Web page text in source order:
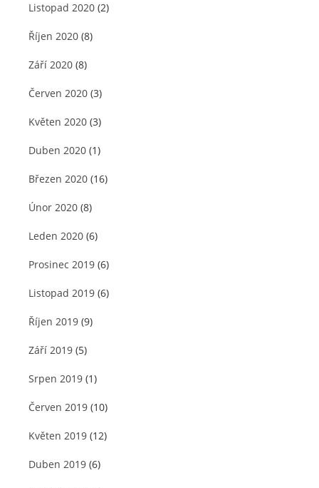
Listopad 2020 (2)
Říjen 2020 (8)
Září 2020 (8)
Červen 2020 (3)
Květen 2020 (3)
Duben 2020 (1)
Březen 2020 (16)
Únor 2020 (8)
Leden 2020 (6)
Prosinec 2019 (6)
Listopad 2019 (6)
Říjen 2019 (9)
Září 2019 (5)
Srpen 2019 (1)
Červen 2019 (10)
Květen 2019 (12)
Duben 2019 (6)